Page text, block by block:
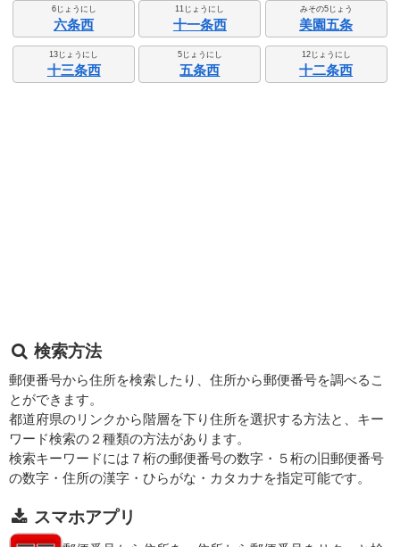
6じょうにし
六条西
11じょうにし
十一条西
みその5じょう
美園五条
13じょうにし
十三条西
5じょうにし
五条西
12じょうにし
十二条西
検索方法
郵便番号から住所を検索したり、住所から郵便番号を調べるこ
とができます。
都道府県のリンクから階層を下り住所を選択する方法と、キー
ワード検索の２種類の方法があります。
検索キーワードには７桁の郵便番号の数字・５桁の旧郵便番号
の数字・住所の漢字・ひらがな・カタカナを指定可能です。
スマホアプリ